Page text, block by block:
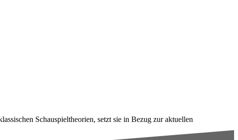
Schauspieltheorien, setzt sie in Bezug zur aktuellen